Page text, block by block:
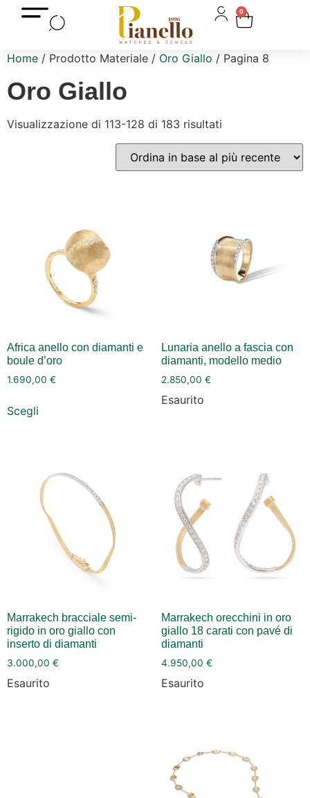
0
Home / Prodotto Materiale / Oro Giallo / Pagina 8
Oro Giallo
Visualizzazione di 113-128 di 183 risultati
Africa anello con diamanti e
boule d’oro
1.690,00 €
Scegli
Lunaria anello a fascia con
diamanti, modello medio
2.850,00 €
Esaurito
Marrakech bracciale semi-
rigido in oro giallo con
inserto di diamanti
3.000,00 €
Esaurito
Marrakech orecchini in oro
giallo 18 carati con pavé di
diamanti
4.950,00 €
Esaurito